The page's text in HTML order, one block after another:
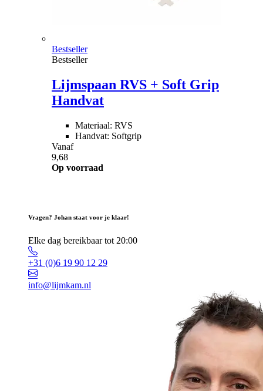
Bestseller
Bestseller
Lijmspaan RVS + Soft Grip
Handvat
Materiaal: RVS
Handvat: Softgrip
Vanaf
9,68
Op voorraad
Vragen? Johan staat voor je klaar!
Elke dag bereikbaar tot 20:00
+31 (0)6 19 90 12 29
info@lijmkam.nl